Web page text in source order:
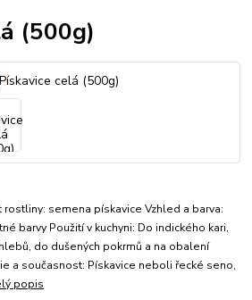
(500g)
rostliny: semena pískavice Vzhled a barva:
barvy Použití v kuchyni: Do indického kari,
do dušených pokrmů a na obalení
a současnost: Pískavice neboli řecké seno,
popis